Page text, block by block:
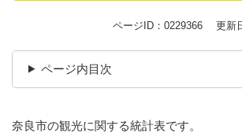
ページID：0229366 更新
ページ内目次
奈良市の観光に関する統計表です。